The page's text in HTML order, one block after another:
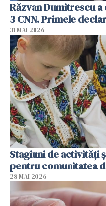
Răzvan Dumitrescu
3 CNN. Primele
31 MAI 2026
Stagiuni de activități
pentru comunitatea
28 MAI 2026